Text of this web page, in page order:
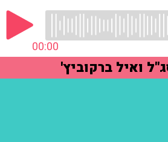
00:00
ואיל ברקוביץ'